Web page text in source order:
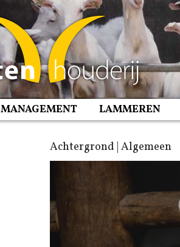
MANAGEMENT LAMMEREN
Achtergrond | Algemeen